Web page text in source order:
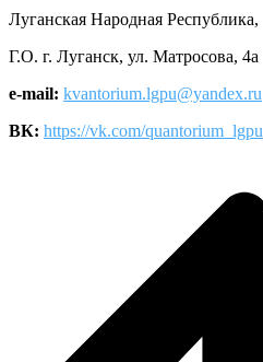
Луганская Народная Республика,
Г.О. г. Луганск, ул. Матросова, 4а
e-mail: kvantorium.lgpu@yandex.ru
ВК: https://vk.com/quantorium_lgpu